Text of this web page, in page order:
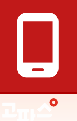
phone_android